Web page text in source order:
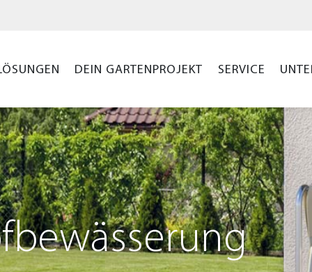
DEIN GARTENPROJEKT SERVICE